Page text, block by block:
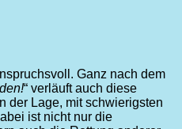
Ganz nach dem
“ verläuft auch diese
der Lage, mit schwierigsten
ist nicht nur die